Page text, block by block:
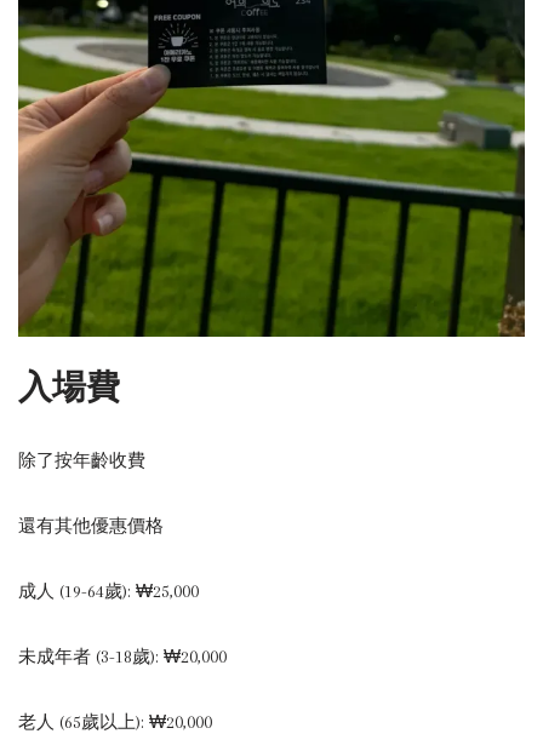
入場費
除了按年齡收費
還有其他優惠價格
成人 (19-64歲): ₩25,000
未成年者 (3-18歲): ₩20,000
老人 (65歲以上): ₩20,000